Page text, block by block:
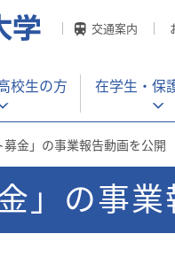
交通案内
校生の方 在学生・ 保
募金」の事業報告動画を公開
」の事